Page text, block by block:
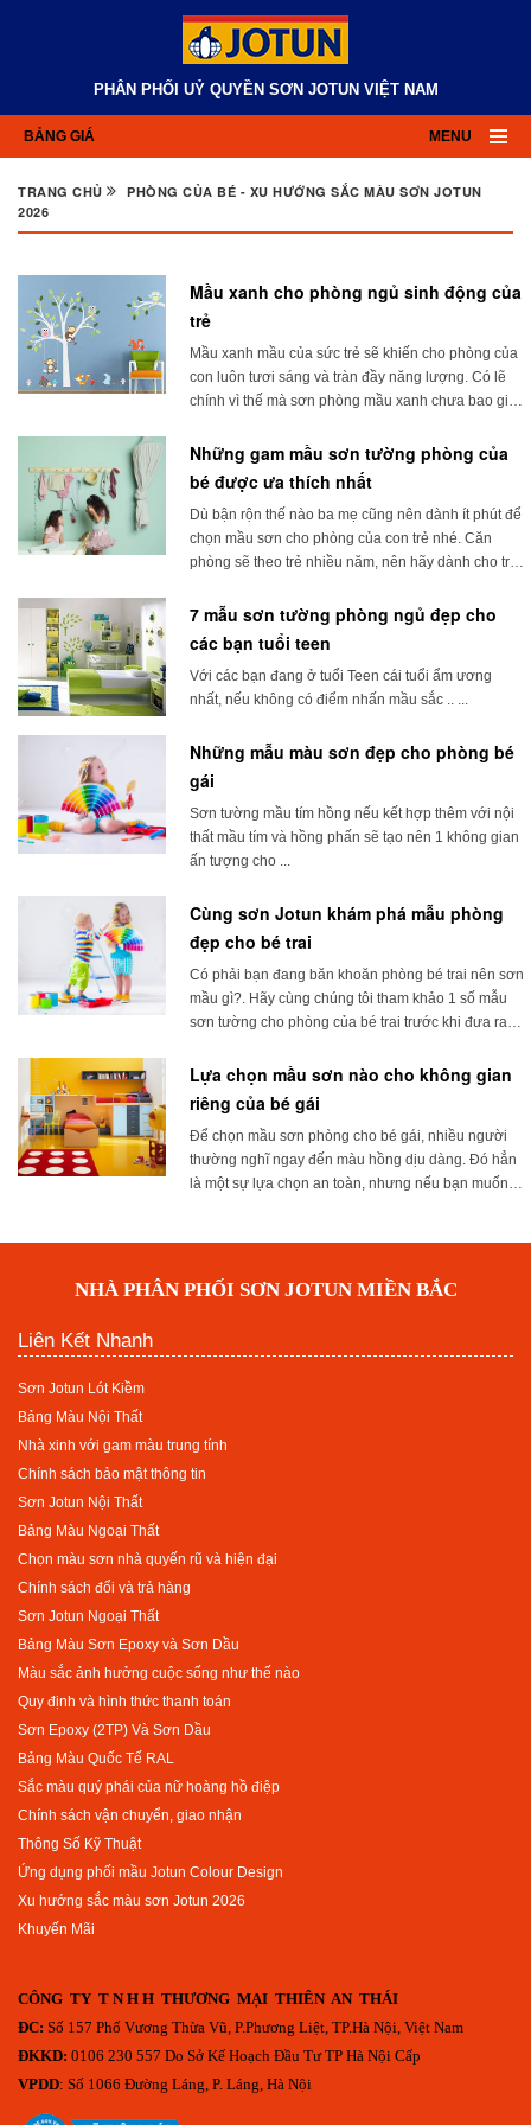
PHÂN PHỐI UỶ QUYỀN SƠN JOTUN VIỆT NAM
MENU
BẢNG GIÁ
TRANG CHỦ
PHÒNG CỦA BÉ - XU HƯỚNG SẮC MÀU SƠN JOTUN
2026
Mầu xanh cho phòng ngủ sinh động của
trẻ
Mầu xanh mầu của sức trẻ sẽ khiến cho phòng của
con luôn tươi sáng và tràn đầy năng lượng. Có lẽ
chính vì thế mà sơn phòng mầu xanh chưa bao giờ
...
Những gam mầu sơn tường phòng của
bé được ưa thích nhất
Dù bận rộn thế nào ba mẹ cũng nên dành ít phút để
chọn mầu sơn cho phòng của con trẻ nhé. Căn
phòng sẽ theo trẻ nhiều năm, nên hãy dành cho trẻ
7 mẫu sơn tường phòng ngủ đẹp cho
các bạn tuổi teen
Với các bạn đang ở tuổi Teen cái tuổi ẩm ương
nhất, nếu không có điểm nhấn mầu sắc .. ...
Những mẫu màu sơn đẹp cho phòng bé
gái
Sơn tường mầu tím hồng nếu kết hợp thêm với nội
thất mầu tím và hồng phấn sẽ tạo nên 1 không gian
ấn tượng cho ...
Cùng sơn Jotun khám phá mẫu phòng
đẹp cho bé trai
Có phải bạn đang băn khoăn phòng bé trai nên sơn
mầu gì?. Hãy cùng chúng tôi tham khảo 1 số mẫu
sơn tường cho phòng của bé trai trước khi đưa ra
Lựa chọn mầu sơn nào cho không gian
riêng của bé gái
Để chọn mầu sơn phòng cho bé gái, nhiều người
thường nghĩ ngay đến màu hồng dịu dàng. Đó hẳn
là một sự lựa chọn an toàn, nhưng nếu bạn muốn
NHÀ PHÂN PHỐI SƠN JOTUN MIỀN BẮC
Liên Kết Nhanh
Sơn Jotun Lót Kiềm
Bảng Màu Nội Thất
Nhà xinh với gam màu trung tính
Chính sách bảo mật thông tin
Sơn Jotun Nội Thất
Bảng Màu Ngoại Thất
Chọn màu sơn nhà quyến rũ và hiện đại
Chính sách đổi và trả hàng
Sơn Jotun Ngoại Thất
Bảng Màu Sơn Epoxy và Sơn Dầu
Màu sắc ảnh hưởng cuộc sống như thế nào
Quy định và hình thức thanh toán
Sơn Epoxy (2TP) Và Sơn Dầu
Bảng Màu Quốc Tế RAL
Sắc màu quý phái của nữ hoàng hồ điệp
Chính sách vận chuyển, giao nhận
Thông Số Kỹ Thuật
Ứng dụng phối mầu Jotun Colour Design
Xu hướng sắc màu sơn Jotun 2026
Khuyến Mãi
CÔNG TY T N H H THƯƠNG MẠI THIÊN AN THÁI
ĐC: Số 157 Phố Vương Thừa Vũ, P.Phương Liệt, TP.Hà Nội, Việt Nam
ĐKKD: 0106 230 557 Do Sở Kế Hoạch Đầu Tư TP Hà Nội Cấp
VPDD: Số 1066 Đường Láng, P. Láng, Hà Nội